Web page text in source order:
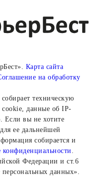
Карта сайта
на обработку
техническую
cookie, данные об IP-
Если вы не хотите
ее дальнейшей
собирается и
конфиденциальности
Федерации и ст.6
данных».